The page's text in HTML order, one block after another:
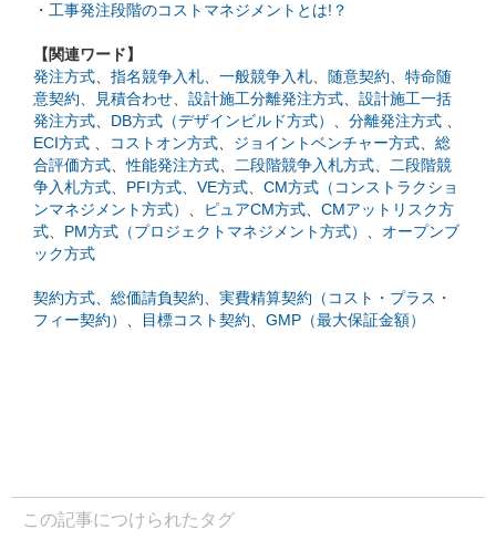
・ 工事発注段階のコストマネジメントとは!？
【関連ワード】
発注方式
指名競争入札 一般競争入札 随意契約
特命随
意契約
見積合わせ 設計施工分離発注方式
設計施工一括
発注方式
DB方式（デザインビルド方式） 分離発注方式
ECI方式
コストオン方式 ジョイントベンチャー方式
総
合評価方式 、性能発注方式 二段階競争入札方式
二段階競
争入札方式
PFI方式 VE方式
CM方式（コンストラクショ
ンマネジメント方式）
ピュアCM方式
CMアットリスク方
式
PM方式（プロジェクトマネジメント方式）
オープンブ
ック方式
契約方式 総価請負契約
実費精算契約（コスト・プラス・
フィー契約）
目標コスト契約 GMP（最大保証金額）
この記事につけられたタグ